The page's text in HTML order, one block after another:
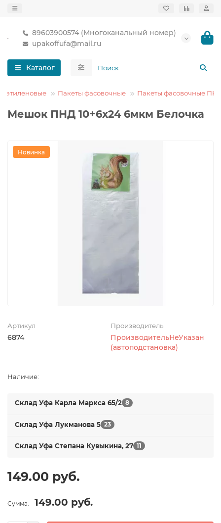
89603900574 (Многоканальный номер)
upakoffufa@mail.ru
Каталог
Пакеты фасовочные Пакеты фасовочные
Мешок ПНД 10+6х24 6мкм Белочка
Новинка
Артикул
6874
Производитель
ПроизводительНеУказан
(автоподстановка)
Наличие:
Склад Уфа Карла Маркса 65/2 8
Склад Уфа Лукманова 5 23
Склад Уфа Степана Кувыкина, 27 11
149.00 руб.
Сумма: 149.00 руб.